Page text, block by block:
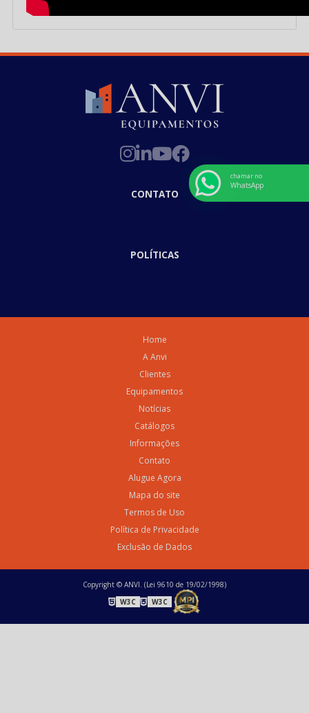
CONTATO
POLÍTICAS
Home
A Anvi
Clientes
Equipamentos
Notícias
Catálogos
Informações
Contato
Alugue Agora
Mapa do site
Termos de Uso
Política de Privacidade
Exclusão de Dados
Copyright © ANVI. (Lei 9610 de 19/02/1998)
W3C
W3C
chamar no
WhatsApp